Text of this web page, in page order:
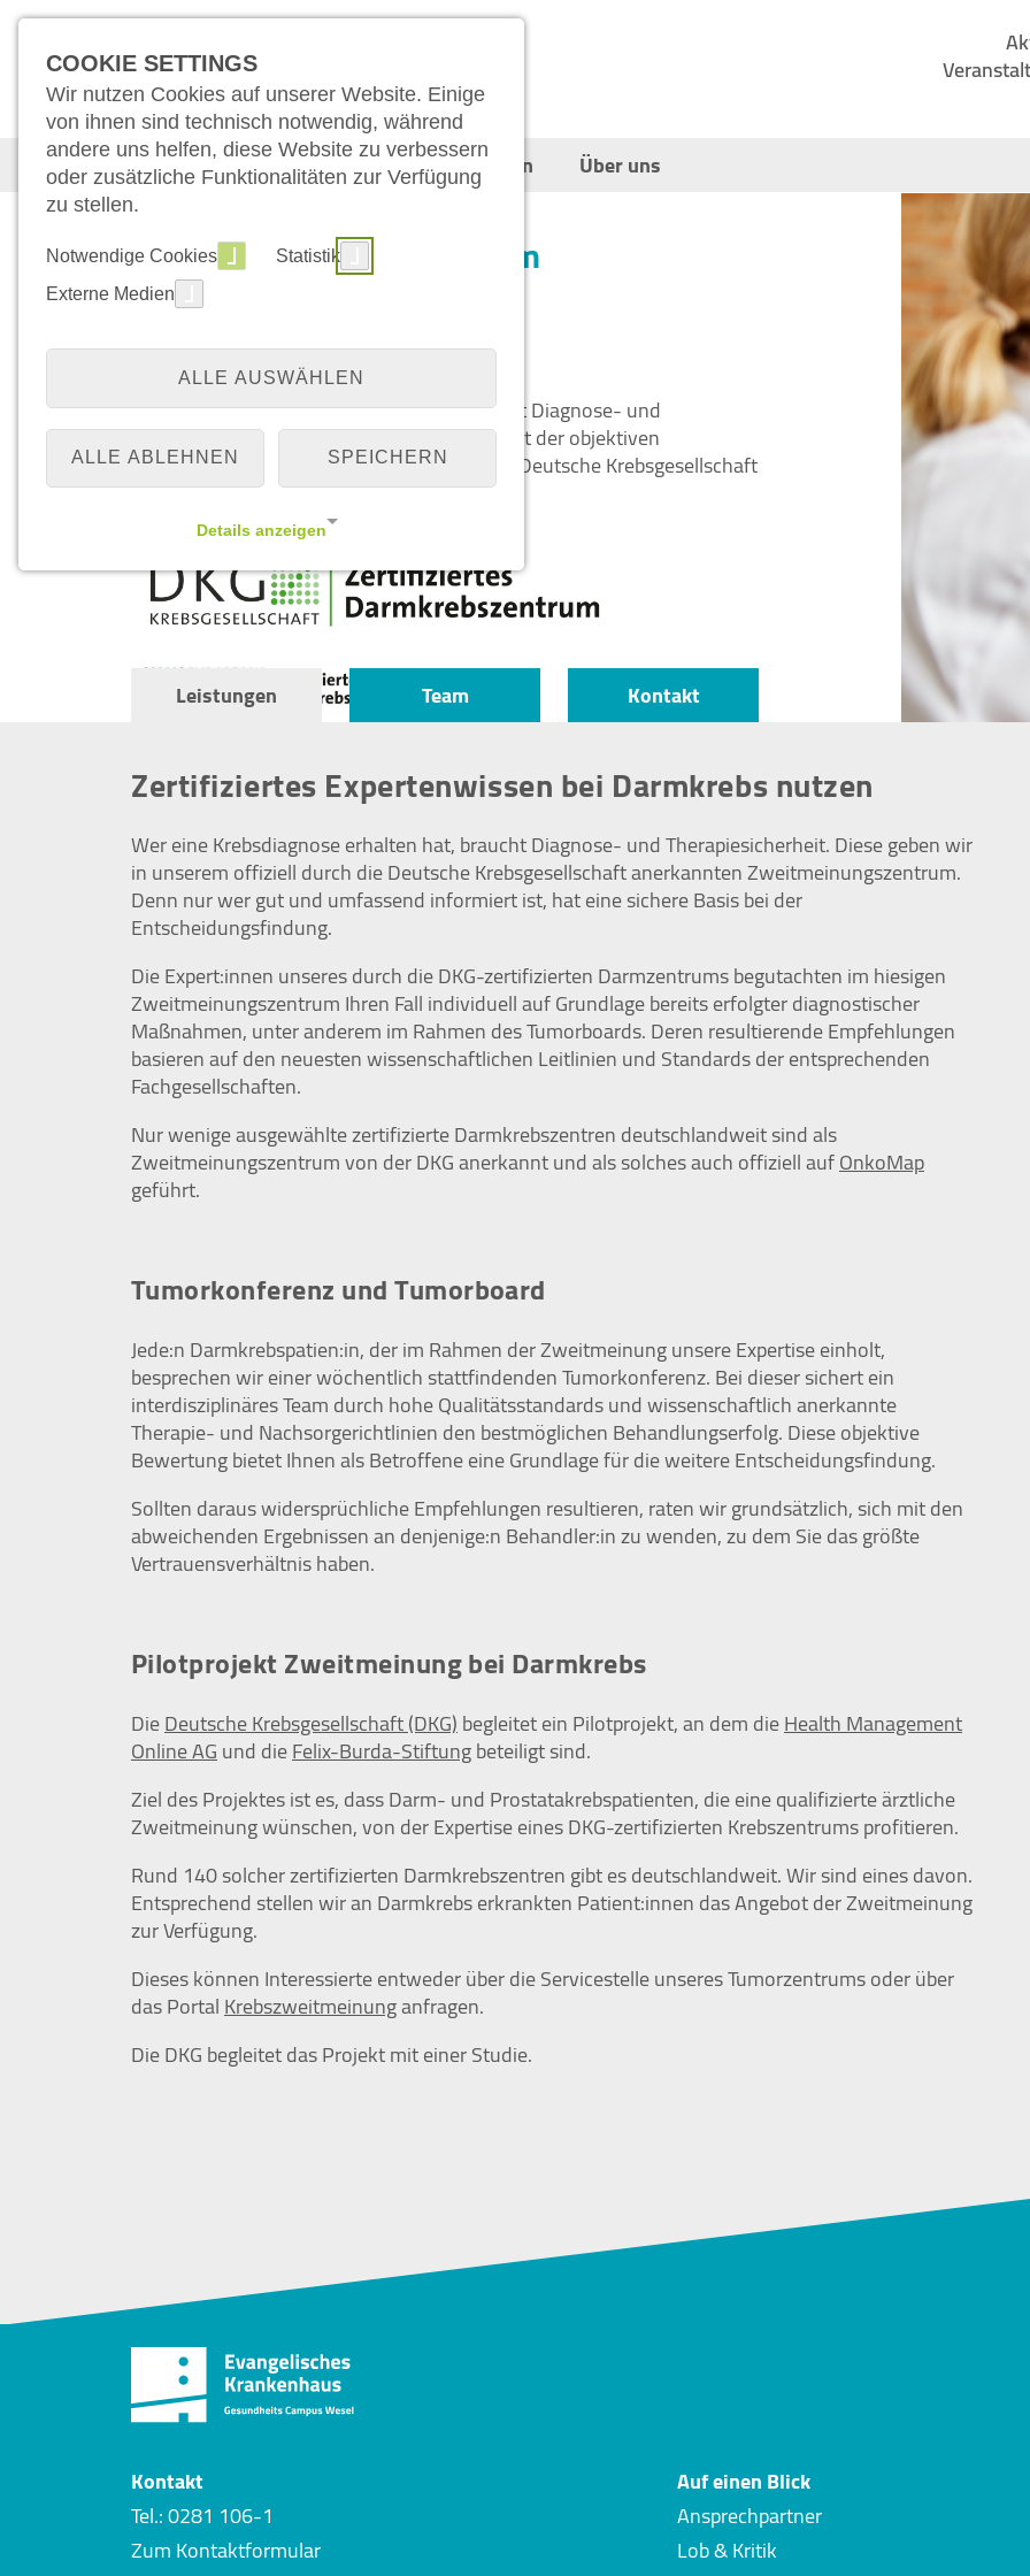
Medizin Pflege Für Patient:innen Über uns
Zweitmeinungszentrum
und Onkologische Chirurgie
Wer eine Krebsdiagnose erhalten hat, braucht Diagnose- und
Therapiesicherheit. Nutzen Sie die Möglichkeit der objektiven
Zweitmeinung in unserem offiziell durch die Deutsche Krebsgesellschaft
anerkannten Zweitmeinungszentrum.
Leistungen Team Kontakt
Zertifiziertes Expertenwissen bei Darmkrebs nutzen
Wer eine Krebsdiagnose erhalten hat, braucht Diagnose- und Therapiesicherheit. Diese geben wir
in unserem offiziell durch die Deutsche Krebsgesellschaft anerkannten Zweitmeinungszentrum.
Denn nur wer gut und umfassend informiert ist, hat eine sichere Basis bei der
Entscheidungsfindung.
Die Expert:innen unseres durch die DKG-zertifizierten Darmzentrums begutachten im hiesigen
Zweitmeinungszentrum Ihren Fall individuell auf Grundlage bereits erfolgter diagnostischer
Maßnahmen, unter anderem im Rahmen des Tumorboards. Deren resultierende Empfehlungen
basieren auf den neuesten wissenschaftlichen Leitlinien und Standards der entsprechenden
Fachgesellschaften.
Nur wenige ausgewählte zertifizierte Darmkrebszentren deutschlandweit sind als
Zweitmeinungszentrum von der DKG anerkannt und als solches auch offiziell aufOnkoMap
geführt.
Tumorkonferenz und Tumorboard
Jede:n Darmkrebspatien:in, der im Rahmen der Zweitmeinung unsere Expertise einholt,
besprechen wir einer wöchentlich stattfindenden Tumorkonferenz. Bei dieser sichert ein
interdisziplinäres Team durch hohe Qualitätsstandards und wissenschaftlich anerkannte
Therapie- und Nachsorgerichtlinien den bestmöglichen Behandlungserfolg. Diese objektive
Bewertung bietet Ihnen als Betroffene eine Grundlage für die weitere Entscheidungsfindung.
Sollten daraus widersprüchliche Empfehlungen resultieren, raten wir grundsätzlich, sich mit den
abweichenden Ergebnissen an denjenige:n Behandler:in zu wenden, zu dem Sie das größte
Vertrauensverhältnis haben.
Pilotprojekt Zweitmeinung bei Darmkrebs
DieDeutsche Krebsgesellschaft (DKG)begleitet ein Pilotprojekt, an dem dieHealth Management
Online AGund dieFelix-Burda-Stiftungbeteiligt sind.
Ziel des Projektes ist es, dass Darm- und Prostatakrebspatienten, die eine qualifizierte ärztliche
Zweitmeinung wünschen, von der Expertise eines DKG-zertifizierten Krebszentrums profitieren.
Rund 140 solcher zertifizierten Darmkrebszentren gibt es deutschlandweit. Wir sind eines davon.
Entsprechend stellen wir an Darmkrebs erkrankten Patient:innen das Angebot der Zweitmeinung
zur Verfügung.
Dieses können Interessierte entweder über die Servicestelle unseres Tumorzentrums oder über
das PortalKrebszweitmeinunganfragen.
Die DKG begleitet das Projekt mit einer Studie.
Kontakt
Tel.: 0281 106-1
Zum Kontaktformular
Auf einen Blick
Ansprechpartner
Lob & Kritik
COOKIE SETTINGS
Wir nutzen Cookies auf unserer Website. Einige
von ihnen sind technisch notwendig, während
andere uns helfen, diese Website zu verbessern
oder zusätzliche Funktionalitäten zur Verfügung
zu stellen.
Notwendige Cookies
Statistik
Externe Medien
ALLE AUSWÄHLEN
ALLE ABLEHNEN SPEICHERN
Details anzeigen
NOTWENDIGE COOKIES
Notwendige Cookies ermöglichen
einwandfreie Funktion der Website
Cookie Consent
cookie_consent
Zweck:
Managen von Consent-
Einstellungen
Cookie
Laufzeit:
Statistik Cookies erfassen Informationen
anonym. Diese Informationen helfen uns zu
verstehen, wie unsere Besucher unsere
Google Tag Manager / Google Analytics
"_ga", "_ga_QS684SRPS1"
Anbieter:
Google Irland Limited, Gordon
House, Barrow Street, Dublin 4,
Zweck:
Der Google Tag Manager bindet
Tracking- oder Statistik-Tools
IP-Adressen und Verkehrsdaten
übertragen.
Cookie
2 Jahre
EXTERNE MEDIEN
Inhalte von Videoplattformen und Social
blockiert. Wenn Cookies von externen
Medien akzeptiert werden, bedarf der Zugriff
auf diese Inhalte keiner manuellen
Zustimmung mehr.
Impressum|Datenschutz